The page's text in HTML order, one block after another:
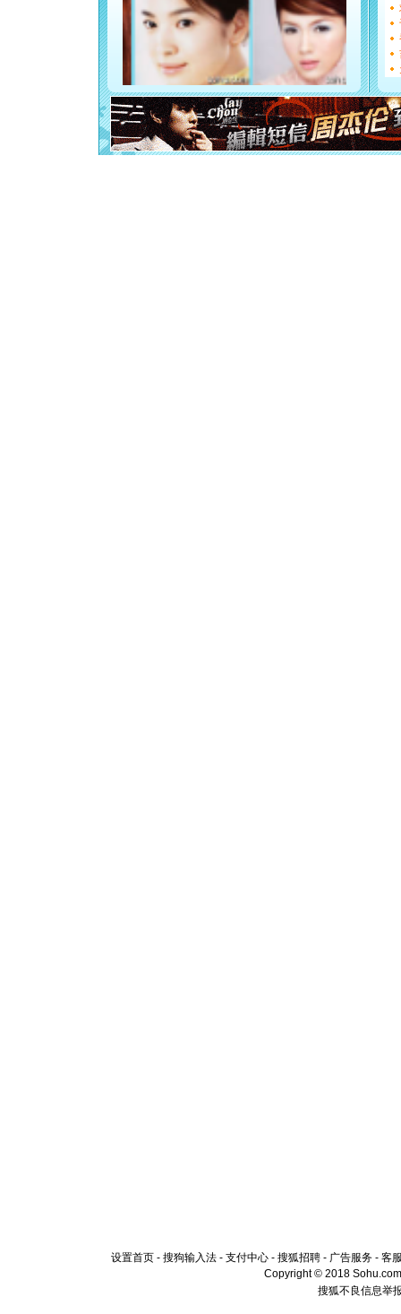
[圣诞节]
如意,快
[元旦]
看
断电。
你是我
[元旦]
起；二是
离。水晶
[元旦]当
泣，这痛
卖了。水
设置首页 - 搜狗输入法 - 支付中心 - 搜狐招聘 - 广告服务 - 客
Copyright © 2018
搜狐不良信息举